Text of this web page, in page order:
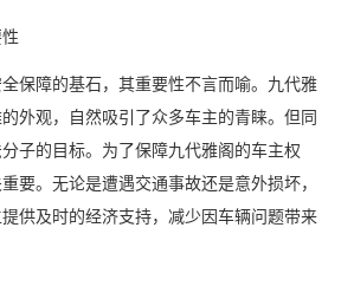
保障的基石，其重要性不言而喻。九代雅
外观，自然吸引了众多车主的青睐。但同
子的目标。为了保障九代雅阁的车主权
要。无论是遭遇交通事故还是意外损坏，
供及时的经济支持，减少因车辆问题带来